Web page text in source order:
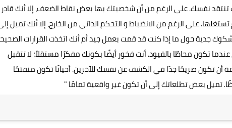
تنتقد نفسك. على الرغم من أن شخصيتك بها بعض نقاط الضعف، إلا أنك قادر
على الرغم من الانضباط و التحكم الذاتي من الخارج، إلا أنك تميل
جدية حول ما إذا كنت قد قمت بعمل جيد أم أنك اتخذت القرارات
تكون محاطًا بالقيود. أنت فخور أيضًا بكونك مفكرًا مستقلاً؛ لا تتقبل
أن تكون صريحًا جدًا في الكشف عن نفسك للآخرين. أحيانًا تكون منفتحًا
تميل بعض تطلعاتك إلى أن تكون غير واقعية تمامًا "